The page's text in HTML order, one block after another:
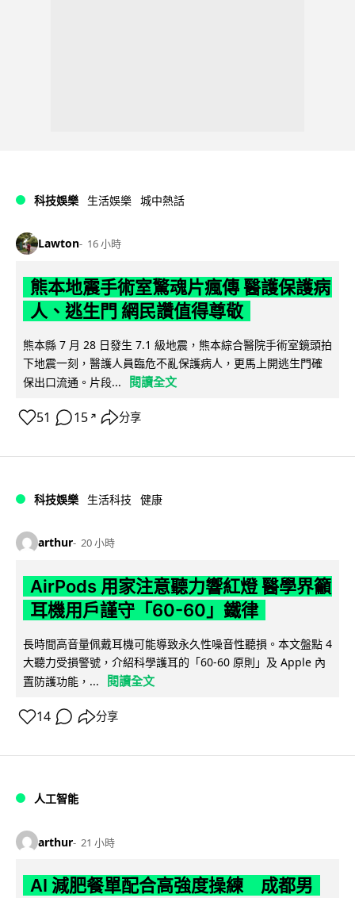
科技娛樂 生活娛樂 城中熱話
Lawton 16 小時
熊本地震手術室驚魂片瘋傳 醫護保護病
人、逃生門 網民讚值得尊敬
熊本縣 7 月 28 日發生 7.1 級地震，熊本綜合醫院手術室鏡頭拍
下地震一刻，醫護人員臨危不亂保護病人，更馬上開逃生門確
保出口流通。片段...
閱讀全文
51 15 ↗ 分享
科技娛樂 生活科技 健康
arthur 20 小時
AirPods 用家注意聽力響紅燈 醫學界籲
耳機用戶謹守「60-60」鐵律
長時間高音量佩戴耳機可能導致永久性噪音性聽損。本文盤點 4
大聽力受損警號，介紹科學護耳的「60-60 原則」及 Apple 內
置防護功能，...
閱讀全文
14 分享
人工智能
arthur 21 小時
AI 減肥餐單配合高強度操練 成都男